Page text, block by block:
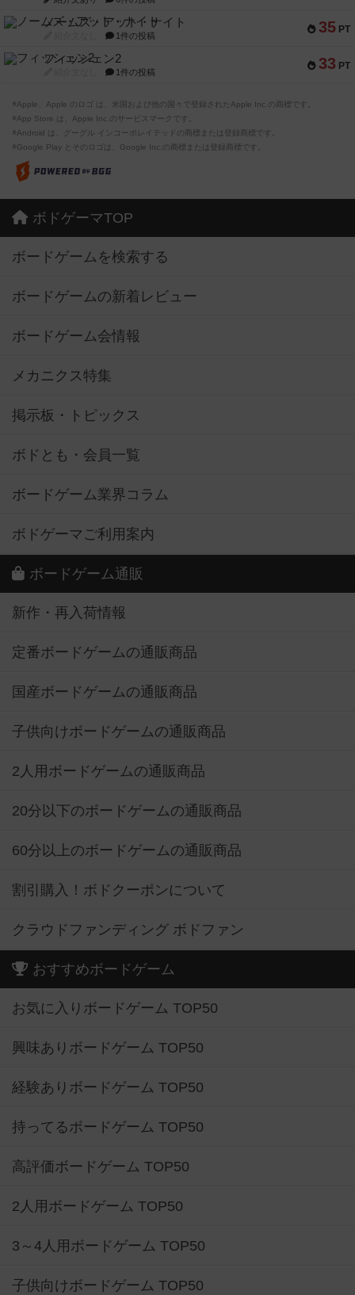
35 PT
ノームズ・アット・ナイト
1件の投稿
33 PT
フィッシェン2
1件の投稿
※Apple、Apple のロゴ は、米国および他の国々で登録されたApple Inc.の商標です。
※App Store は、Apple Inc.のサービスマークです。
※Android は、グーグル インコーポレイテッドの商標または登録商標です。
※Google Play とそのロゴは、Google Inc.の商標または登録商標です。
ボドゲーマTOP
ボードゲームを検索する
ボードゲームの新着レビュー
ボードゲーム会情報
メカニクス特集
掲示板・トピックス
ボドとも・会員一覧
ボードゲーム業界コラム
ボドゲーマご利用案内
ボードゲーム通販
新作・再入荷情報
定番ボードゲームの通販商品
国産ボードゲームの通販商品
子供向けボードゲームの通販商品
2人用ボードゲームの通販商品
20分以下のボードゲームの通販商品
60分以上のボードゲームの通販商品
割引購入！ボドクーポンについて
クラウドファンディング ボドファン
おすすめボードゲーム
お気に入りボードゲーム TOP50
興味ありボードゲーム TOP50
経験ありボードゲーム TOP50
持ってるボードゲーム TOP50
高評価ボードゲーム TOP50
2人用ボードゲーム TOP50
3～4人用ボードゲーム TOP50
子供向けボードゲーム TOP50